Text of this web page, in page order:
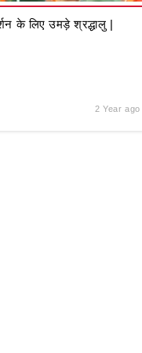
के लिए उमड़े श्रद्धालु |
2 Year ago